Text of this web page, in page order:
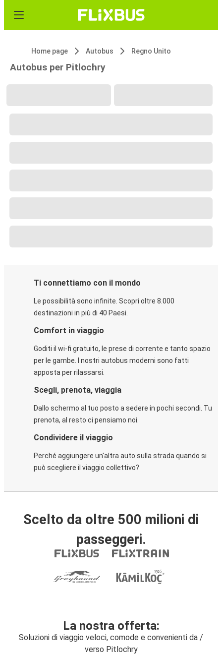
Home page Autobus Regno Unito
Autobus per Pitlochry
Ti connettiamo con il mondo
Le possibilità sono infinite. Scopri oltre 8.000
destinazioni in più di 40 Paesi.
Comfort in viaggio
Goditi il wi-fi gratuito, le prese di corrente e tanto spazio
per le gambe. I nostri autobus moderni sono fatti
apposta per rilassarsi.
Scegli, prenota, viaggia
Dallo schermo al tuo posto a sedere in pochi secondi. Tu
prenota, al resto ci pensiamo noi.
Condividere il viaggio
Perché aggiungere un'altra auto sulla strada quando si
può scegliere il viaggio collettivo?
Scelto da oltre 500 milioni di
passeggeri.
La nostra offerta:
Soluzioni di viaggio veloci, comode e convenienti da /
verso Pitlochry